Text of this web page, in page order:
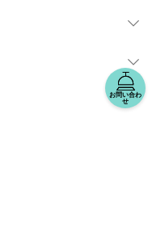
お問い合わ
せ